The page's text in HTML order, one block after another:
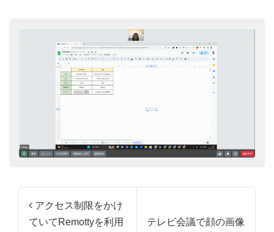
投稿ナビゲーション
アクセス制限をかけ
ていてRemottyを利用
テレビ会議で顔の画像